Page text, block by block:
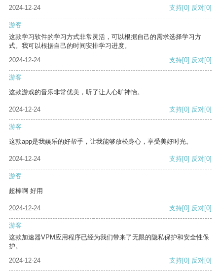
2024-12-24
支持[0] 反对[0]
游客
这款学习软件的学习方式非常灵活，可以根据自己的需求选择学习方
式。我可以根据自己的时间安排学习进度。
2024-12-24
支持[0] 反对[0]
游客
这款游戏的音乐非常优美，听了让人心旷神怡。
2024-12-24 支持[0] 反对[0]
游客
这款app是我娱乐的好帮手，让我能够放松身心，享受美好时光。
2024-12-24 支持[0] 反对[0]
游客
超棒啊 好用
2024-12-24 支持[0] 反对[0]
游客
这款加速器VPM应用程序已经为我们带来了无限的隐私保护和安全性保
护。
2024-12-24
支持[0] 反对[0]